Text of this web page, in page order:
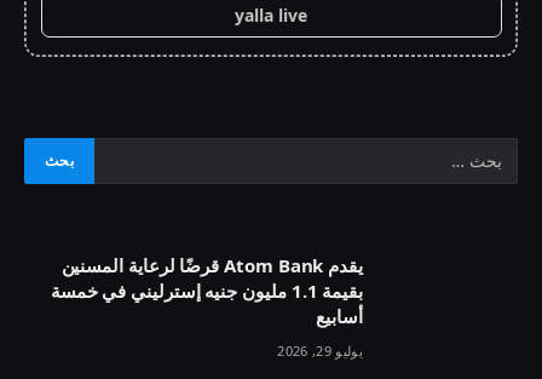
yalla live
يقدم Atom Bank قرضًا لرعاية المسنين
بقيمة 1.1 مليون جنيه إسترليني في خمسة
أسابيع
يوليو 29, 2026